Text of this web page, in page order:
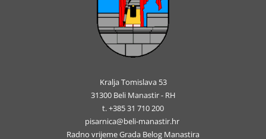
Kralja Tomislava 53
31300 Beli Manastir - RH
t. +385 31 710 200
pisarnica@beli-manastir.hr
Radno vrijeme Grada Belog Manastira